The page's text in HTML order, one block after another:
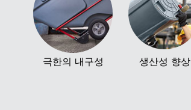
극한의 내구성 생산성 향상